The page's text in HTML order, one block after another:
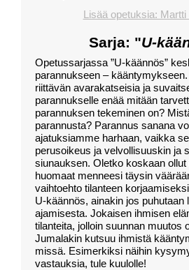
Lisää opetuksia: Martti
Sarja: "U-
Opetussarjassa ”U-käännös”
parannukseen –
riittävän avarakatseisia ja
parannukselle enää mitään
parannuksen tekeminen on?
parannusta? Parannus sanana
ajatuksiamme harhaan, vaikka
perusoikeus ja velvollisuuskin ja
siunauksen. Oletko koskaan
huomaat menneesi täysin
vaihtoehto tilanteen
U-käännös, ainakin jos puhutaan
ajamisesta. Jokaisen ihmisen
tilanteita, jolloin suunnan muutos
Jumalakin kutsuu ihmistä
missä. Esimerkiksi näihin
vastauksia, tule kuulolle!